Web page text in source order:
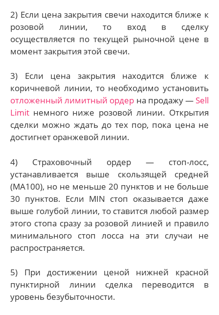
2) Если цена закрытия свечи находится ближе к
розовой линии, то вход в сделку
осуществляется по текущей рыночной цене в
момент закрытия этой свечи.
3) Если цена закрытия находится ближе к
коричневой линии, то необходимо установить
отложенный лимитный ордер на продажу — Sell
Limit немного ниже розовой линии. Открытия
сделки можно ждать до тех пор, пока цена не
достигнет оранжевой линии.
4) Cтраховочный ордер — стоп-лосс,
устанавливается выше скользящей средней
(МА100), но не меньше 20 пунктов и не больше
30 пунктов. Если MIN стоп оказывается даже
выше голубой линии, то ставится любой размер
этого стопа сразу за розовой линией и правило
минимального стоп лосса на эти случаи не
распространяется.
5) При достижении ценой нижней красной
пунктирной линии сделка переводится в
уровень безубыточности.